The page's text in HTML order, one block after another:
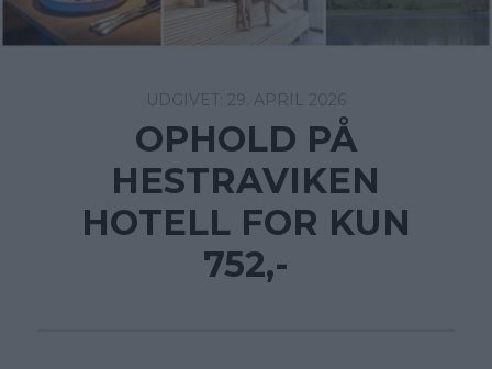
29. APRIL 2026
OPHOLD PÅ
HESTRAVIKEN
HOTELL FOR KUN
752,-